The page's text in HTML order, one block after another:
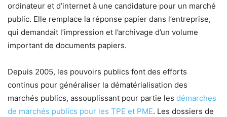
ordinateur et d’internet à une candidature pour un marché
public. Elle remplace la réponse papier dans l’entreprise,
qui demandait l’impression et l’archivage d’un volume
important de documents papiers.
Depuis 2005, les pouvoirs publics font des efforts
continus pour généraliser la dématérialisation des
marchés publics, assouplissant pour partie les démarches
de marchés publics pour les TPE et PME. Les dossiers de